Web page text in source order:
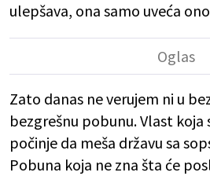
ulepšava, ona samo uveća
Zato danas ne verujem ni u
bezgrešnu pobunu. Vlast
počinje da meša državu sa
Pobuna koja ne zna šta će